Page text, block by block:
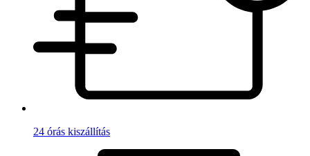
24 órás kiszállítás